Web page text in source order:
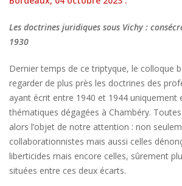
Les doctrines juridiques sous Vichy :
1930
Dernier temps de ce triptyque, le colloque
regarder de plus près les doctrines des
ayant écrit entre 1940 et 1944 uniquement
thématiques dégagées à Chambéry.
alors l’objet de notre attention : non
collaborationnistes mais aussi celles
liberticides mais encore celles, sûrement
situées entre ces deux écarts.